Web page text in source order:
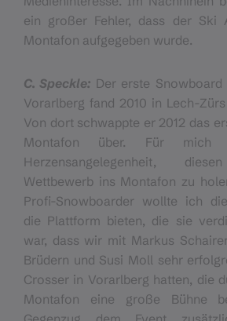
ein großer Fehler, dass der Ski
Montafon aufgegeben wurde.
C. Speckle: Der erste
Vorarlberg fand 2010 in Lech-
Von dort schwappte er 2012 das
Montafon über. Für
Herzensangelegenheit,
Wettbewerb ins Montafon zu
Profi-Snowboarder wollte ich
die Plattform bieten, die sie
war, dass wir mit Markus
Brüdern und Susi Moll sehr
Crosser in Vorarlberg hatten, die
Montafon eine große Bühne